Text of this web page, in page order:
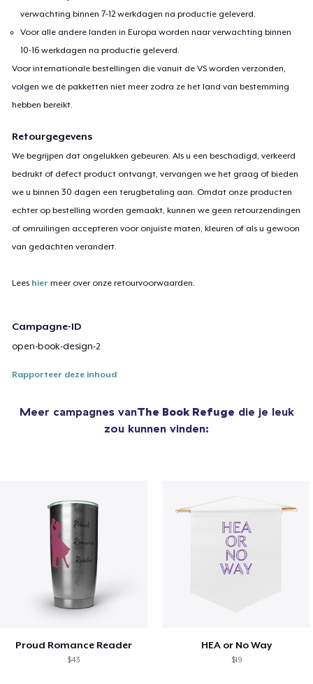
verwachting binnen 7-12 werkdagen na productie geleverd.
Voor alle andere landen in Europa worden naar verwachting binnen
10-16 werkdagen na productie geleverd.
Voor internationale bestellingen die vanuit de VS worden verzonden,
volgen we de pakketten niet meer zodra ze het land van bestemming
hebben bereikt.
Retourgegevens
We begrijpen dat ongelukken gebeuren. Als u een beschadigd, verkeerd
bedrukt of defect product ontvangt, vervangen we het graag of bieden
we u binnen 30 dagen een terugbetaling aan. Omdat onze producten
echter op bestelling worden gemaakt, kunnen we geen retourzendingen
of omruilingen accepteren voor onjuiste maten, kleuren of als u gewoon
van gedachten verandert.
Lees hier meer over onze retourvoorwaarden.
Campagne-ID
open-book-design-2
Rapporteer deze inhoud
Meer campagnes vanThe Book Refuge die je leuk
zou kunnen vinden:
Proud Romance Reader
$43
HEA or No Way
$19